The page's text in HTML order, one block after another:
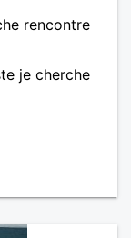
rencontre
je cherche